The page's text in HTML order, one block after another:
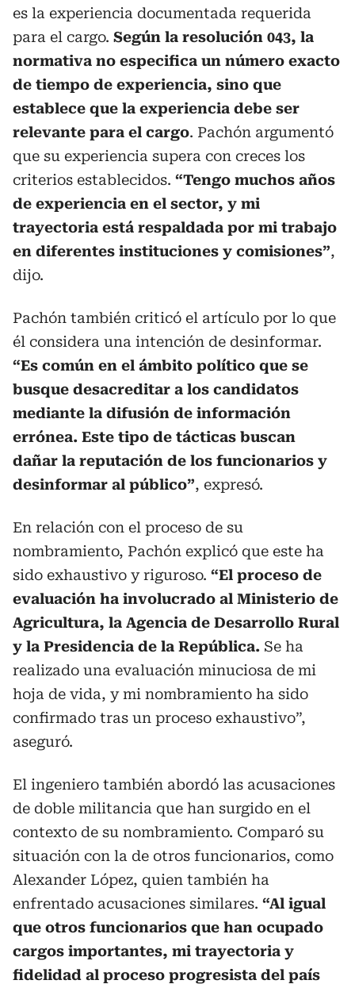
es la experiencia documentada requerida
para el cargo. Según la resolución 043, la
normativa no especifica un número exacto
de tiempo de experiencia, sino que
establece que la experiencia debe ser
relevante para el cargo. Pachón argumentó
que su experiencia supera con creces los
criterios establecidos. “Tengo muchos años
de experiencia en el sector, y mi
trayectoria está respaldada por mi trabajo
en diferentes instituciones y comisiones”,
dijo.
Pachón también criticó el artículo por lo que
él considera una intención de desinformar.
“Es común en el ámbito político que se
busque desacreditar a los candidatos
mediante la difusión de información
errónea. Este tipo de tácticas buscan
dañar la reputación de los funcionarios y
desinformar al público”, expresó.
En relación con el proceso de su
nombramiento, Pachón explicó que este ha
sido exhaustivo y riguroso. “El proceso de
evaluación ha involucrado al Ministerio de
Agricultura, la Agencia de Desarrollo Rural
y la Presidencia de la República. Se ha
realizado una evaluación minuciosa de mi
hoja de vida, y mi nombramiento ha sido
confirmado tras un proceso exhaustivo”,
aseguró.
El ingeniero también abordó las acusaciones
de doble militancia que han surgido en el
contexto de su nombramiento. Comparó su
situación con la de otros funcionarios, como
Alexander López, quien también ha
enfrentado acusaciones similares. “Al igual
que otros funcionarios que han ocupado
cargos importantes, mi trayectoria y
fidelidad al proceso progresista del país